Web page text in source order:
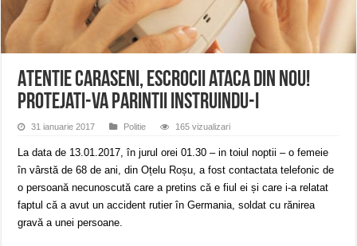
ANUNȚ OPRIRE APĂ în Reșița – avarie – 04.08.2026 – str. Văliugului și
ANUNŢ OPRIRE APĂ în CARANSEBEȘ – 04.08.2026 – avarie – Calea
Atentie caraseni, escrocii ataca din nou!
Protejati-va parintii instruindu-i
31 ianuarie 2017 Politie 165 vizualizari
La data de 13.01.2017, în jurul orei 01.30 – in toiul noptii – o femeie
în vârstă de 68 de ani, din Oțelu Roșu, a fost contactata telefonic de
o persoană necunoscută care a pretins că e fiul ei și care i-a relatat
faptul că a avut un accident rutier în Germania, soldat cu rănirea
gravă a unei persoane.